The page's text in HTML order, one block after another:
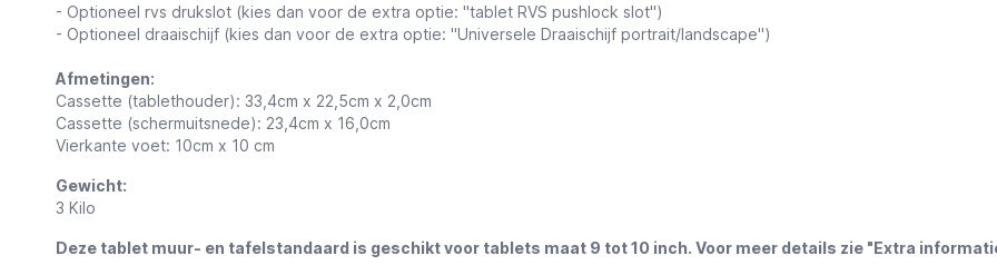
- Optioneel rvs drukslot (kies dan voor de extra optie: "tablet RVS pushlock slot")
- Optioneel draaischijf (kies dan voor de extra optie: "Universele Draaischijf portrait/landscape")
Afmetingen:
Cassette (tablethouder): 33,4cm x 22,5cm x 2,0cm
Cassette (schermuitsnede): 23,4cm x 16,0cm
Vierkante voet: 10cm x 10 cm
Gewicht:
3 Kilo
Deze tablet muur- en tafelstandaard is geschikt voor tablets maat 9 tot 10 inch. Voor meer details zie "Extra